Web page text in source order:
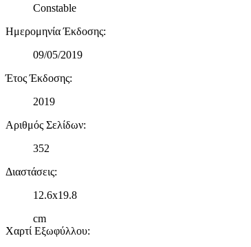
Constable
Ημερομηνία Έκδοσης:
09/05/2019
Έτος Έκδοσης:
2019
Αριθμός Σελίδων:
352
Διαστάσεις:
12.6x19.8
cm
Χαρτί Εξωφύλλου: